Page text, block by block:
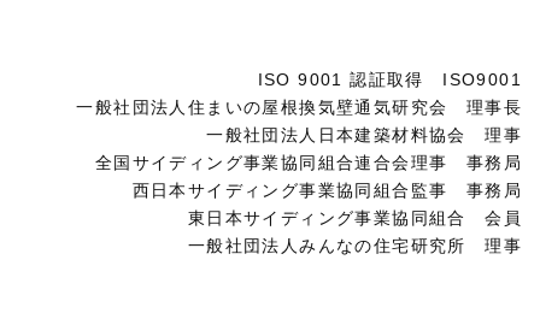
ISO 9001 認証取得 ISO9001
一般社団法人住まいの屋根換気壁通気研究会 理事長
一般社団法人日本建築材料協会 理事
全国サイディング事業協同組合連合会理事 事務局
西日本サイディング事業協同組合監事 事務局
東日本サイディング事業協同組合 会員
一般社団法人みんなの住宅研究所 理事